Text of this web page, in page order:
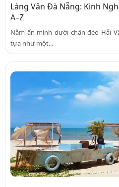
Làng Vân Đà Nẵng: Kinh
A–Z
Nằm ẩn mình dưới chân đèo Hải
tựa như một...